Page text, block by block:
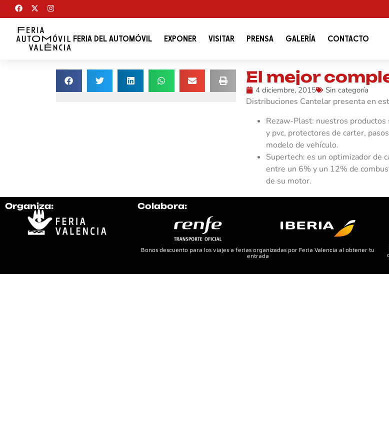
FERIA DEL AUTOMÓVIL EXPONER VISITAR PRENSA GALERÍA CONTACTO
El mejor
4 diciembre, 2015 Sin categoría
Distribuciones Cantelar presenta en
Rezaw-Plast: nuestros
y pvc, protectores de carter,
modelo de vehículo.
Supertech: es un optimizador de
entre un 6% y un 12% de
de su motor.
Organiza: Colabora:
Bonos descuento para los viajes a ferias organizadas por Feria Valencia al obtener tu
entrada